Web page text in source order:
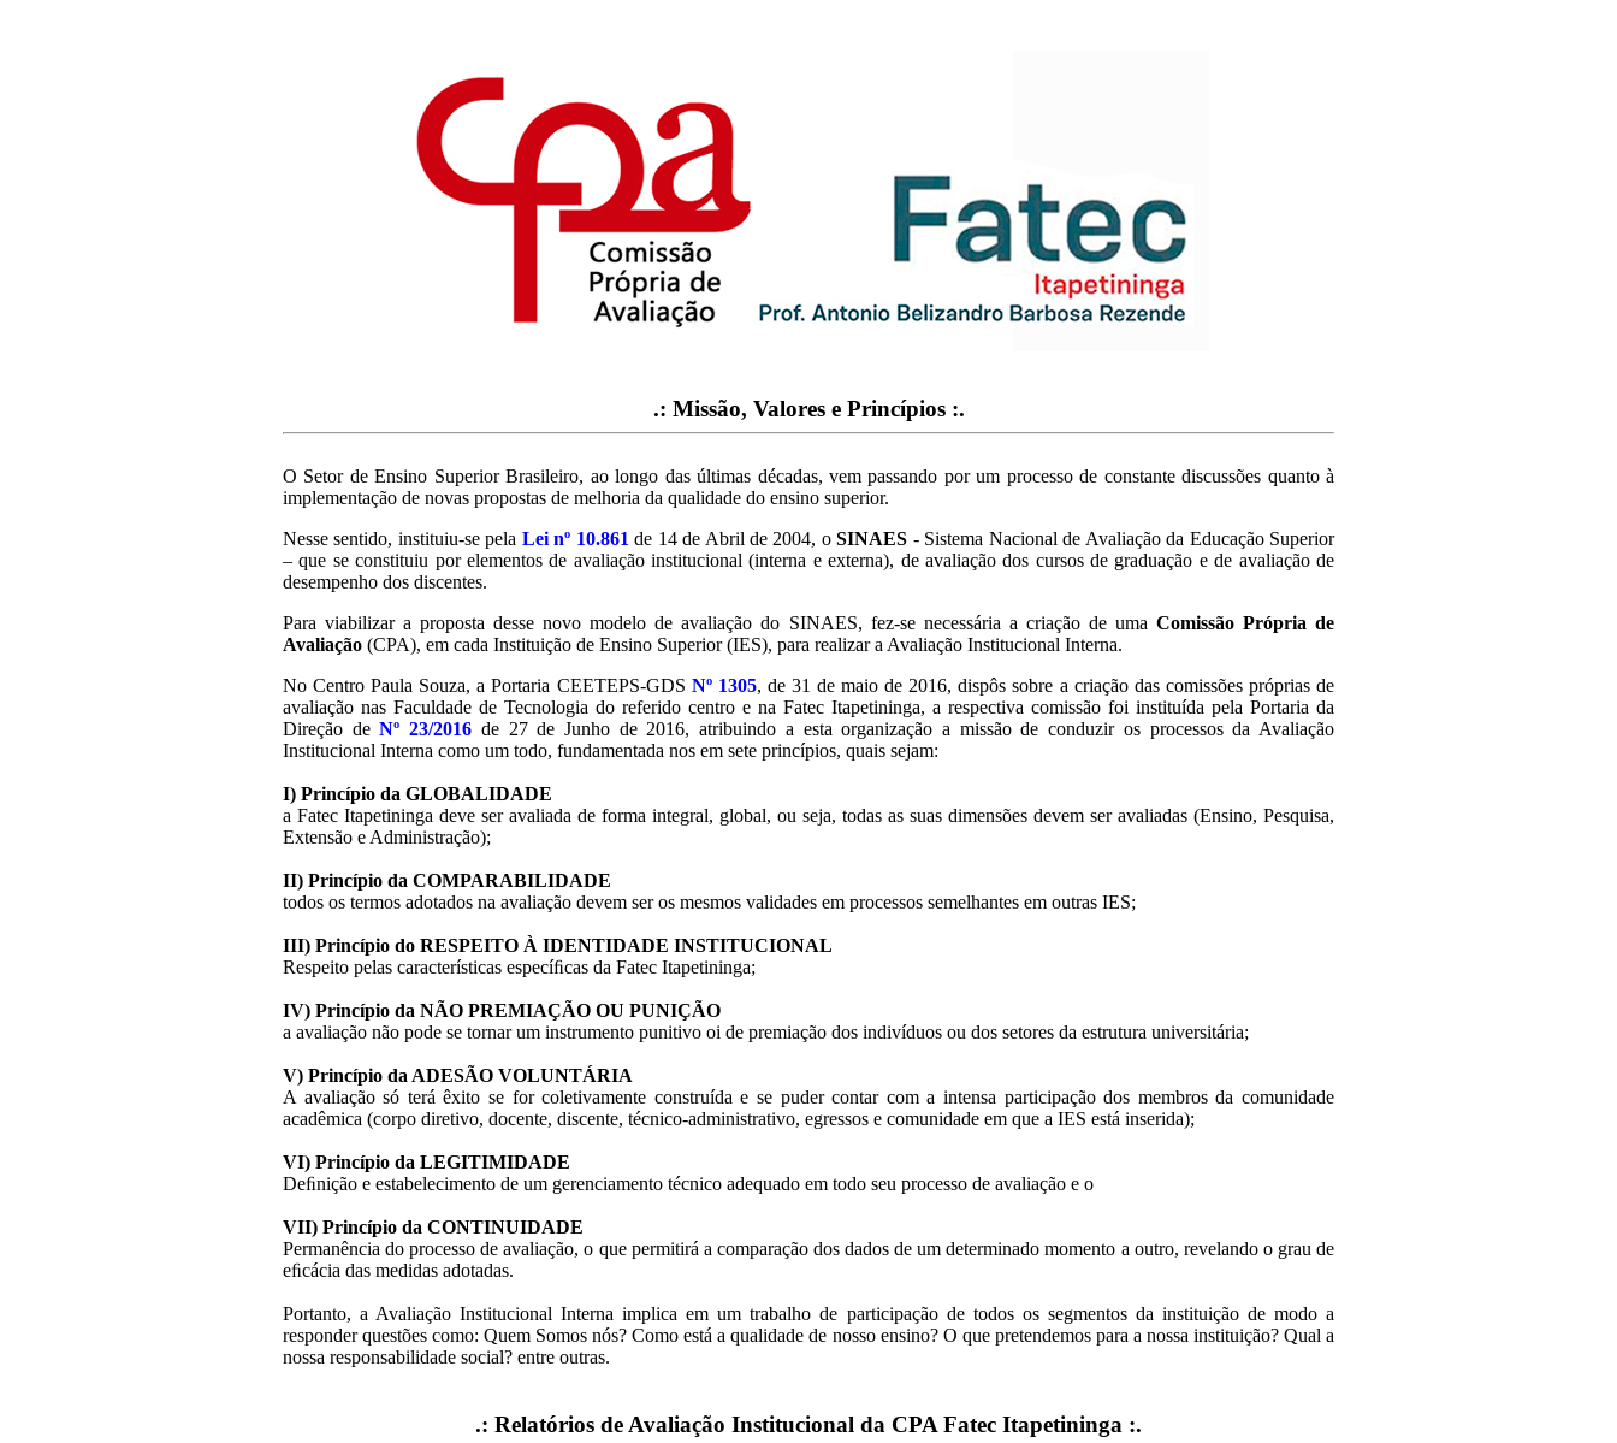
.: Missão, Valores e Princípios:.
O Setor de Ensino Superior Brasileiro, ao longo das últimas décadas, vem passando por um processo de constante discussões quanto à
implementação de novas propostas de melhoria da qualidade do ensino superior.
Nesse sentido, instituiu-se pela Lei nº 10.861 de 14 de Abril de 2004, oSINAES - Sistema Nacional de Avaliação da Educação Superior
– que se constituiu por elementos de avaliação institucional (interna e externa), de avaliação dos cursos de graduação e de avaliação de
desempenho dos discentes.
Para viabilizar a proposta desse novo modelo de avaliação do SINAES, fez-se necessária a criação de uma Comissão Própria de
Avaliação (CPA), em cada Instituição de Ensino Superior (IES), para realizar a Avaliação Institucional Interna.
No Centro Paula Souza, a Portaria CEETEPS-GDS Nº 1305, de 31 de maio de 2016, dispôs sobre a criação das comissões próprias de
avaliação nas Faculdade de Tecnologia do referido centro e na Fatec Itapetininga, a respectiva comissão foi instituída pela Portaria da
Direção deNº 23/2016 de 27 de Junho de 2016, atribuindo a esta organização a missão de conduzir os processos da Avaliação
Institucional Interna como um todo, fundamentada nos em sete princípios, quais sejam:
I) Princípio da GLOBALIDADE
a Fatec Itapetininga deve ser avaliada de forma integral, global, ou seja, todas as suas dimensões devem ser avaliadas (Ensino, Pesquisa,
Extensão e Administração);
II) Princípio da COMPARABILIDADE
todos os termos adotados na avaliação devem ser os mesmos validades em processos semelhantes em outras IES;
III) Princípio do RESPEITO À IDENTIDADE INSTITUCIONAL
Respeito pelas características especíﬁcas da Fatec Itapetininga;
IV) Princípio da NÃO PREMIAÇÃO OU PUNIÇÃO
a avaliação não pode se tornar um instrumento punitivo oi de premiação dos indivíduos ou dos setores da estrutura universitária;
V) Princípio da ADESÃO VOLUNTÁRIA
A avaliação só terá êxito se for coletivamente construída e se puder contar com a intensa participação dos membros da comunidade
acadêmica (corpo diretivo, docente, discente, técnico-administrativo, egressos e comunidade em que a IES está inserida);
VI) Princípio da LEGITIMIDADE
Deﬁnição e estabelecimento de um gerenciamento técnico adequado em todo seu processo de avaliação e o
VII) Princípio da CONTINUIDADE
Permanência do processo de avaliação, o que permitirá a comparação dos dados de um determinado momento a outro, revelando o grau de
eﬁcácia das medidas adotadas.
Portanto, a Avaliação Institucional Interna implica em um trabalho de participação de todos os segmentos da instituição de modo a
responder questões como: Quem Somos nós? Como está a qualidade de nosso ensino? O que pretendemos para a nossa instituição? Qual a
nossa responsabilidade social? entre outras.
.: Relatórios de Avaliação Institucional da CPA Fatec Itapetininga :.